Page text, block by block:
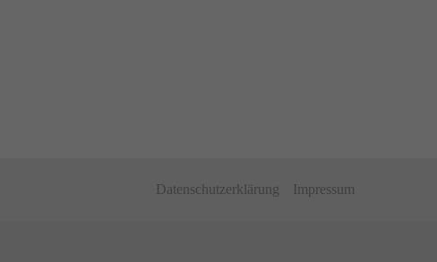
Datenschutzerklärung Impressum